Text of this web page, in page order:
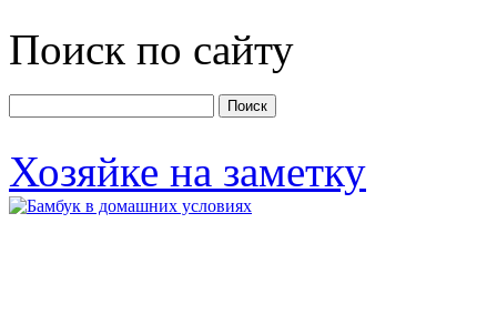
Поиск по сайту
Хозяйке на заметку